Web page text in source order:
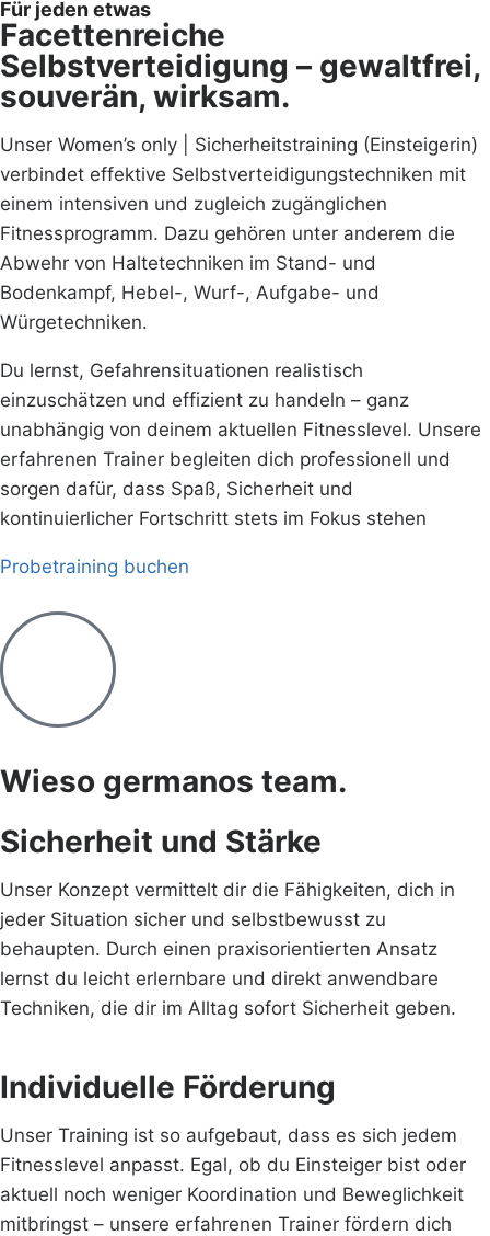
Für jeden etwas
Facettenreiche
Selbstverteidigung – gewaltfrei,
souverän, wirksam.
Unser Women’s only | Sicherheitstraining (Einsteigerin)
verbindet effektive Selbstverteidigungstechniken mit
einem intensiven und zugleich zugänglichen
Fitnessprogramm. Dazu gehören unter anderem die
Abwehr von Haltetechniken im Stand- und
Bodenkampf, Hebel-, Wurf-, Aufgabe- und
Würgetechniken.
Du lernst, Gefahrensituationen realistisch
einzuschätzen und effizient zu handeln – ganz
unabhängig von deinem aktuellen Fitnesslevel. Unsere
erfahrenen Trainer begleiten dich professionell und
sorgen dafür, dass Spaß, Sicherheit und
kontinuierlicher Fortschritt stets im Fokus stehen
Probetraining buchen
Wieso germanos team.
Sicherheit und Stärke
Unser Konzept vermittelt dir die Fähigkeiten, dich in
jeder Situation sicher und selbstbewusst zu
behaupten. Durch einen praxisorientierten Ansatz
lernst du leicht erlernbare und direkt anwendbare
Techniken, die dir im Alltag sofort Sicherheit geben.
Individuelle Förderung
Unser Training ist so aufgebaut, dass es sich jedem
Fitnesslevel anpasst. Egal, ob du Einsteiger bist oder
aktuell noch weniger Koordination und Beweglichkeit
mitbringst – unsere erfahrenen Trainer fördern dich